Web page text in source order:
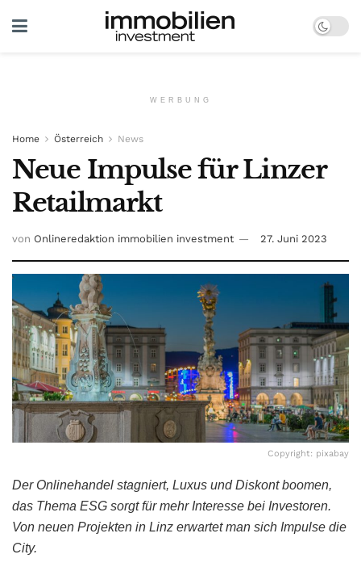
WERBUNG
Home Österreich News
Neue Impulse für Linzer
Retailmarkt
von Onlineredaktion immobilien investment 27. Juni 2023
Copyright: pixabay
Der Onlinehandel stagniert, Luxus und Diskont boomen,
das Thema ESG sorgt für mehr Interesse bei Investoren.
Von neuen Projekten in Linz erwartet man sich Impulse die
City.